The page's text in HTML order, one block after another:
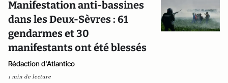
Manifestation anti-bassines
dans les Deux-Sèvres : 61
gendarmes et 30
manifestants ont été blessés
Rédaction d'Atlantico
1 min de lecture